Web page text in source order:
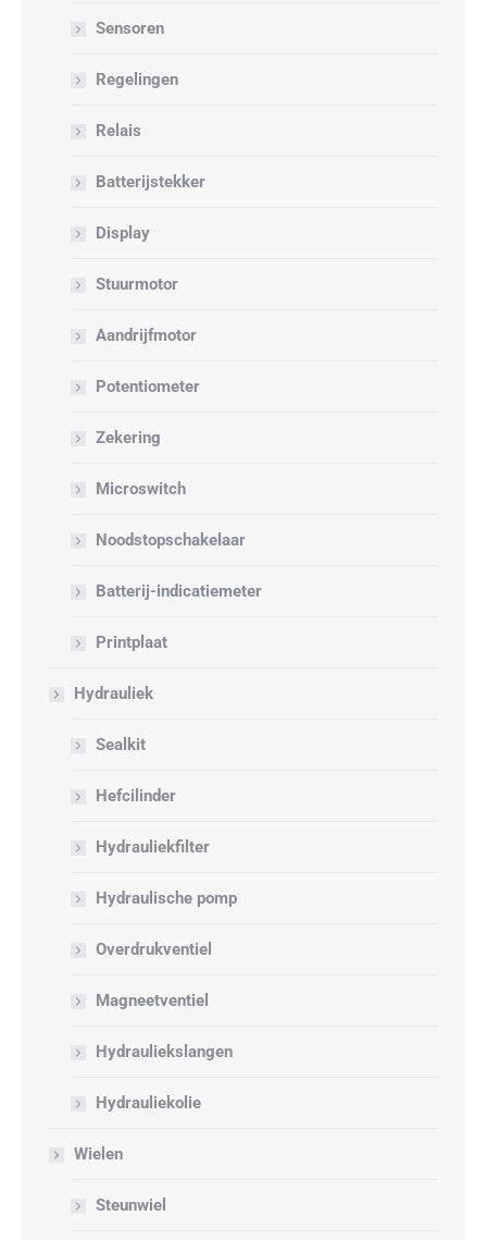
Sensoren
Regelingen
Relais
Batterijstekker
Display
Stuurmotor
Aandrijfmotor
Potentiometer
Zekering
Microswitch
Noodstopschakelaar
Batterij-indicatiemeter
Printplaat
Hydrauliek
Sealkit
Hefcilinder
Hydrauliekfilter
Hydraulische pomp
Overdrukventiel
Magneetventiel
Hydrauliekslangen
Hydrauliekolie
Wielen
Steunwiel